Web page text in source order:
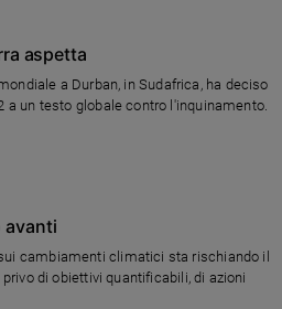
aspetta
ha deciso
a un testo globale contro l'inquinamento.
avanti
cambiamenti climatici sta rischiando il
di obiettivi quantificabili, di azioni